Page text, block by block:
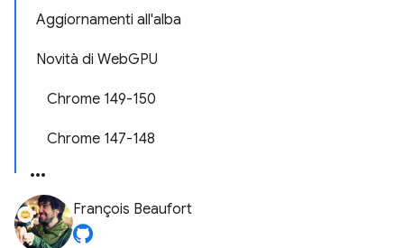
Aggiornamenti all'alba
Novità di WebGPU
Chrome 149-150
Chrome 147-148
François Beaufort